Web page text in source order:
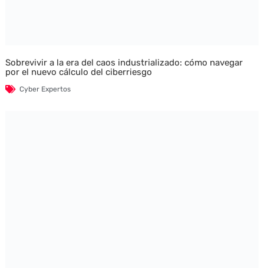
Sobrevivir a la era del caos industrializado: cómo navegar
por el nuevo cálculo del ciberriesgo
Cyber Expertos